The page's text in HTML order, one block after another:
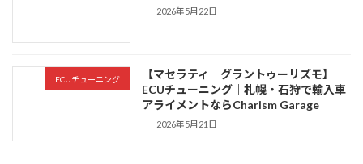
2026年5月22日
ECUチューニング
【マセラティ グラントゥーリズモ】
ECUチューニング｜札幌・石狩で輸入車
アライメントならCharism Garage
2026年5月21日